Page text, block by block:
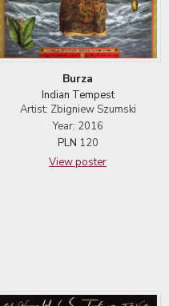
Burza
Indian Tempest
Artist: Zbigniew Szumski
Year: 2016
PLN 120
View poster